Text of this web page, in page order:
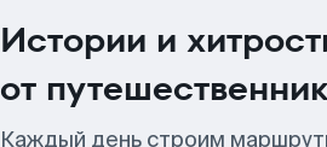
Истории и
от
Каждый день строим